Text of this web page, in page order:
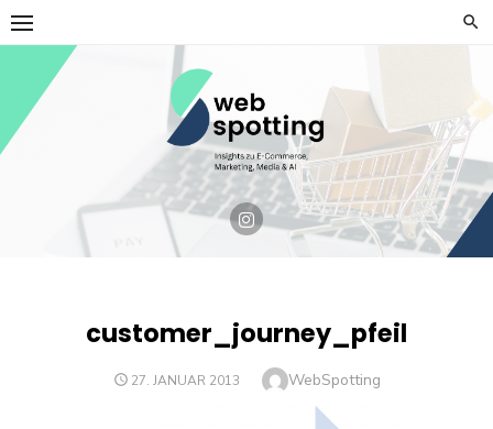
Skip
to
content
customer_journey_pfeil
POSTED
27. JANUAR 2013 Author
WebSpotting